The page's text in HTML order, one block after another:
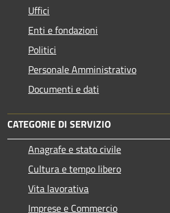
Uffici
Enti e fondazioni
Politici
Personale Amministrativo
Documenti e dati
CATEGORIE DI SERVIZIO
Anagrafe e stato civile
Cultura e tempo libero
Vita lavorativa
Imprese e Commercio